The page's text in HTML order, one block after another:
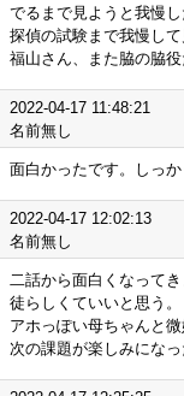
でるまで見ようと我慢
探偵の試験まで我慢して
福山さん、また脇の脇
2022-04-17 11:48:21
名前無し
面白かったです。しっ
2022-04-17 12:02:13
名前無し
二話から面白くなって
徒らしくていいと思う。
アホっぽい母ちゃんと
次の課題が楽しみになっ